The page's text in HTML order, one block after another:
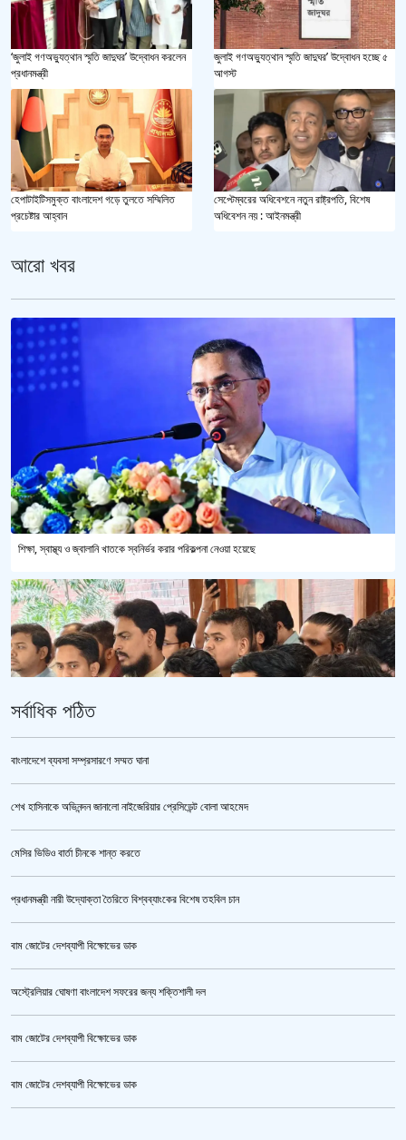
‘জুলাই গণঅভ্যুত্থান স্মৃতি জাদুঘর’ উদ্বোধন করলেন
প্রধানমন্ত্রী
জুলাই গণঅভ্যুত্থান স্মৃতি জাদুঘর’ উদ্বোধন হচ্ছে ৫
আগস্ট
হেপাটাইটিসমুক্ত বাংলাদেশ গড়ে তুলতে সম্মিলিত
প্রচেষ্টার আহ্বান
সেপ্টেম্বরের অধিবেশনে নতুন রাষ্ট্রপতি, বিশেষ
অধিবেশন নয় : আইনমন্ত্রী
আরো খবর
শিক্ষা, স্বাস্থ্য ও জ্বালানি খাতকে স্বনির্ভর করার পরিকল্পনা নেওয়া হয়েছে
ভারতকে ভয় পেয়েই কি ফেলানী ও মোদিবিরোধী আন্দোলনের ছবি সরানো হয়েছে?’
সর্বাধিক পঠিত
বাংলাদেশে ব্যবসা সম্প্রসারণে সম্মত ঘানা
শেখ হাসিনাকে অভিনন্দন জানালো নাইজেরিয়ার প্রেসিডেন্ট বোলা আহমেদ
মেসির ভিডিও বার্তা চীনকে শান্ত করতে
প্রধানমন্ত্রী নারী উদ্যোক্তা তৈরিতে বিশ্বব্যাংকের বিশেষ তহবিল চান
বাম জোটের দেশব্যাপী বিক্ষোভের ডাক
অস্ট্রেলিয়ার ঘোষণা বাংলাদেশ সফরের জন্য শক্তিশালী দল
বাম জোটের দেশব্যাপী বিক্ষোভের ডাক
বাম জোটের দেশব্যাপী বিক্ষোভের ডাক